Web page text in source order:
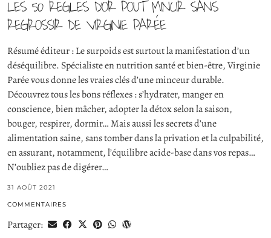
LES 50 RÈGLES D’OR POUT MINCIR SANS
REGROSSIR DE VIRGINIE PARÉE
Résumé éditeur : Le surpoids est surtout la manifestation d’un
déséquilibre. Spécialiste en nutrition santé et bien-être, Virginie
Parée vous donne les vraies clés d’une minceur durable.
Découvrez tous les bons réflexes : s’hydrater, manger en
conscience, bien mâcher, adopter la détox selon la saison,
bouger, respirer, dormir… Mais aussi les secrets d’une
alimentation saine, sans tomber dans la privation et la culpabilité,
en assurant, notamment, l’équilibre acide-base dans vos repas…
N’oubliez pas de digérer…
31 AOÛT 2021
COMMENTAIRES
Partager: